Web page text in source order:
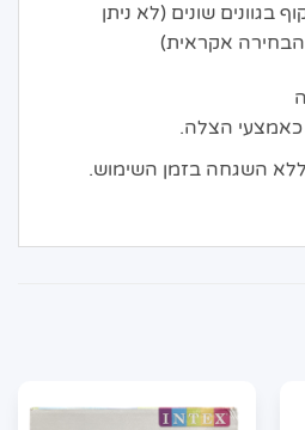
בגוונים שונים (לא ניתן
הבחירה אקראית)
הצלה.
ללא השגחה בזמן השימוש.